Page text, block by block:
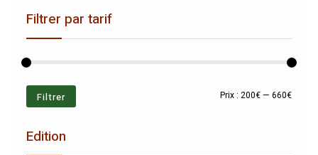
Filtrer par tarif
Prix
Prix
Filtrer Prix :200€ —660€
Edition